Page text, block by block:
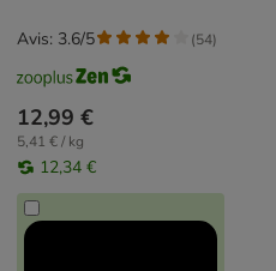
12,99 €
5,41 € / kg
12,34 €
Avis: 3.6/5 (54)